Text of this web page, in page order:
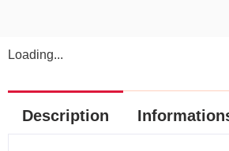
Loading...
Description